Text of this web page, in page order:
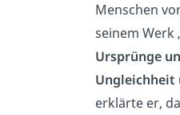
Menschen
seinem Werk
Ursprünge
Ungleichheit
erklärte er,